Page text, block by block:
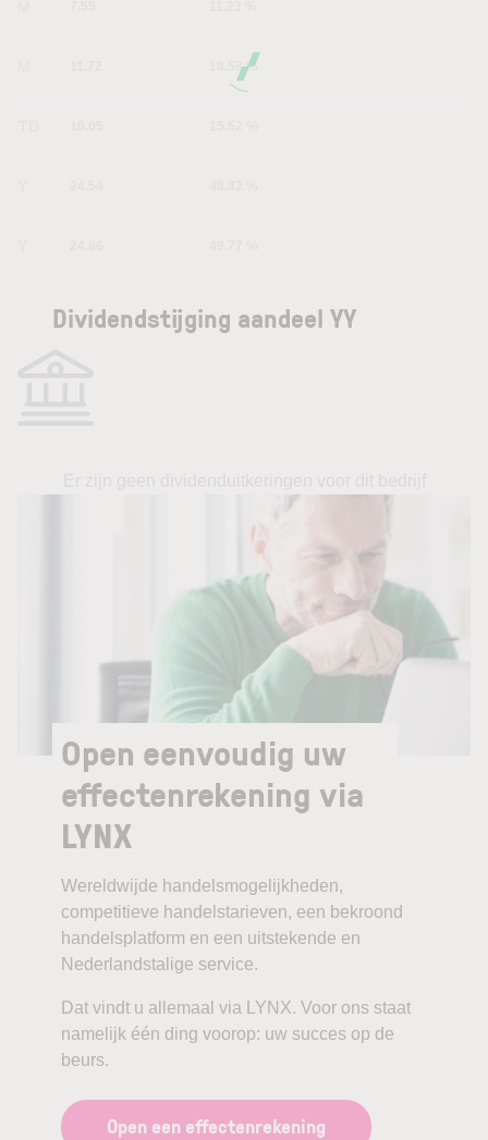
18.58 %
Dividendstijging aandeel YY
Open eenvoudig uw
effectenrekening via
LYNX
Wereldwijde handelsmogelijkheden,
competitieve handelstarieven, een bekroond
handelsplatform en een uitstekende en
Nederlandstalige service.
Dat vindt u allemaal via LYNX. Voor ons staat
namelijk één ding voorop: uw succes op de
beurs.
Open een effectenrekening